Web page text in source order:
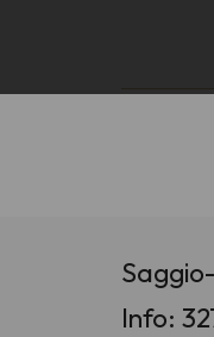
Info: